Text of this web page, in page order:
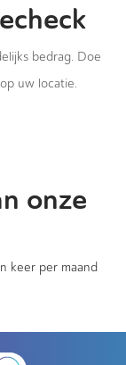
bedrag. Doe
uw locatie.
onze
keer per maand